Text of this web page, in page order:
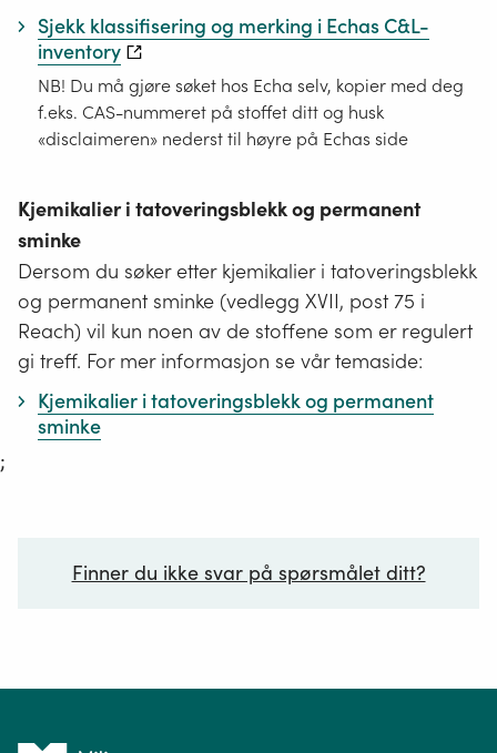
Sjekk klassifisering og merking i Echas C&L-
inventory
NB! Du må gjøre søket hos Echa selv, kopier med deg
f.eks. CAS-nummeret på stoffet ditt og husk
«disclaimeren» nederst til høyre på Echas side
Kjemikalier i tatoveringsblekk og permanent
sminke
Dersom du søker etter kjemikalier i tatoveringsblekk
og permanent sminke (vedlegg XVII, post 75 i
Reach) vil kun noen av de stoffene som er regulert
gi treff. For mer informasjon se vår temaside:
Kjemikalier i tatoveringsblekk og permanent
sminke
;
Finner du ikke svar på spørsmålet ditt?